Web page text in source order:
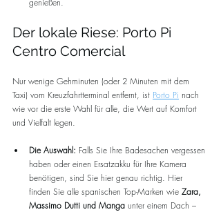
genießen.
Der lokale Riese: Porto Pi
Centro Comercial
Nur wenige Gehminuten (oder 2 Minuten mit dem
Taxi) vom Kreuzfahrtterminal entfernt, ist Porto Pi nach
wie vor die erste Wahl für alle, die Wert auf Komfort
und Vielfalt legen.
Die Auswahl: Falls Sie Ihre Badesachen vergessen
haben oder einen Ersatzakku für Ihre Kamera
benötigen, sind Sie hier genau richtig. Hier
finden Sie alle spanischen Top-Marken wie Zara,
Massimo Dutti und Manga unter einem Dach –